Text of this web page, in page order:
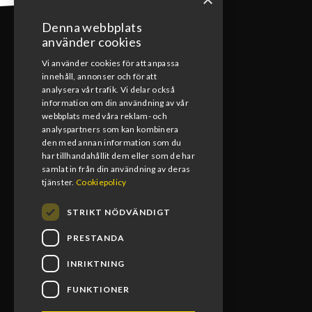
KONTAKT
0492-15391
info@blomsmx.com
Tegelbruksgatan 8, 598 40 Vimmerby
Denna webbplats
använder cookies
Vi använder cookies för att anpassa
innehåll, annonser och för att
analysera vår trafik. Vi delar också
information om din användning av vår
webbplats med våra reklam- och
analyspartners som kan kombinera
den med annan information som du
har tillhandahållit dem eller som de har
samlat in från din användning av deras
tjänster. Cookiepolicy
STRIKT NÖDVÄNDIGT
PRESTANDA
INRIKTNING
FUNKTIONER